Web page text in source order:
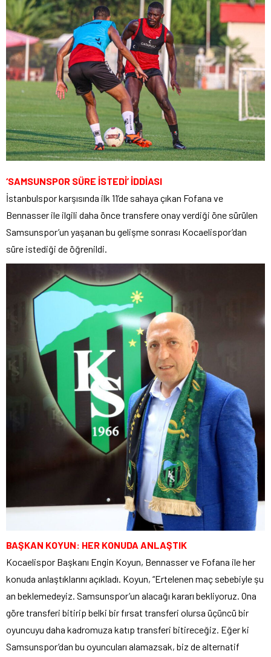
‘SAMSUNSPOR SÜRE İSTEDİ’ İDDİASI
İstanbulspor karşısında ilk 11’de sahaya çıkan Fofana ve
Bennasser ile ilgili daha önce transfere onay verdiği öne sürülen
Samsunspor’un yaşanan bu gelişme sonrası Kocaelispor’dan
süre istediği de öğrenildi.
BAŞKAN KOYUN: HER KONUDA ANLAŞTIK
Kocaelispor Başkanı Engin Koyun, Bennasser ve Fofana ile her
konuda anlaştıklarını açıkladı. Koyun, “Ertelenen maç sebebiyle şu
an beklemedeyiz. Samsunspor’un alacağı kararı bekliyoruz. Ona
göre transferi bitirip belki bir fırsat transferi olursa üçüncü bir
oyuncuyu daha kadromuza katıp transferi bitireceğiz. Eğer ki
Samsunspor’dan bu oyuncuları alamazsak, biz de alternatif